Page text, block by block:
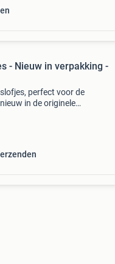
- Nieuw in verpakking -
perfect voor de
in de originele